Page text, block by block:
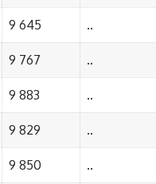
9 645 ..
9 767 ..
9 883 ..
9 829 ..
9 850 ..